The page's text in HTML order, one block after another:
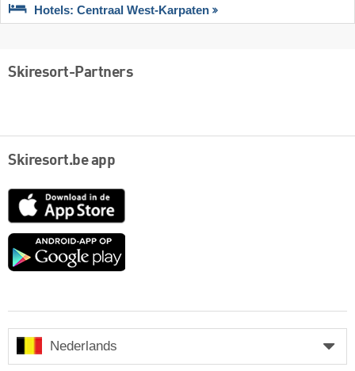
Hotels: Centraal West-Karpaten
Skiresort-Partners
Skiresort.be app
App
Google
Nederlands